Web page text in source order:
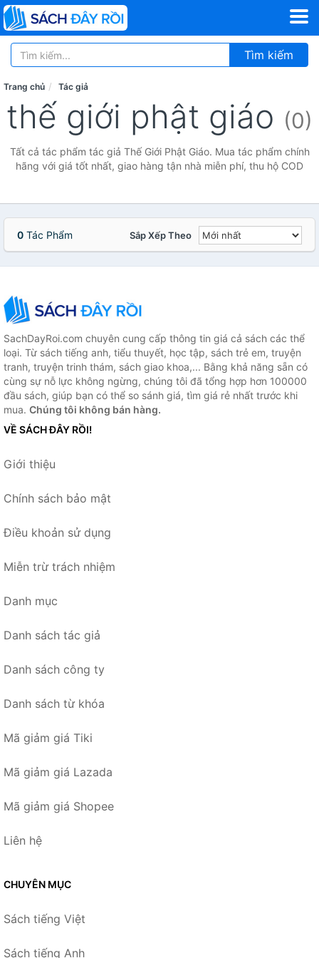
Tìm kiếm
Trang chủ Tác giả
thế giới phật giáo (0)
Tất cả tác phẩm tác giả Thế Giới Phật Giáo. Mua tác phẩm chính
hãng với giá tốt nhất, giao hàng tận nhà miễn phí, thu hộ COD
0 Tác Phẩm Sắp Xếp Theo
SachDayRoi.com chuyên cung cấp thông tin giá cả sách các thể
loại. Từ sách tiếng anh, tiểu thuyết, học tập, sách trẻ em, truyện
tranh, truyện trinh thám, sách giao khoa,... Bằng khả năng sẵn có
cùng sự nỗ lực không ngừng, chúng tôi đã tổng hợp hơn 100000
đầu sách, giúp bạn có thể so sánh giá, tìm giá rẻ nhất trước khi
mua. Chúng tôi không bán hàng.
VỀ SÁCH ĐÂY RỒI!
Giới thiệu
Chính sách bảo mật
Điều khoản sử dụng
Miễn trừ trách nhiệm
Danh mục
Danh sách tác giả
Danh sách công ty
Danh sách từ khóa
Mã giảm giá Tiki
Mã giảm giá Lazada
Mã giảm giá Shopee
Liên hệ
CHUYÊN MỤC
Sách tiếng Việt
Sách tiếng Anh